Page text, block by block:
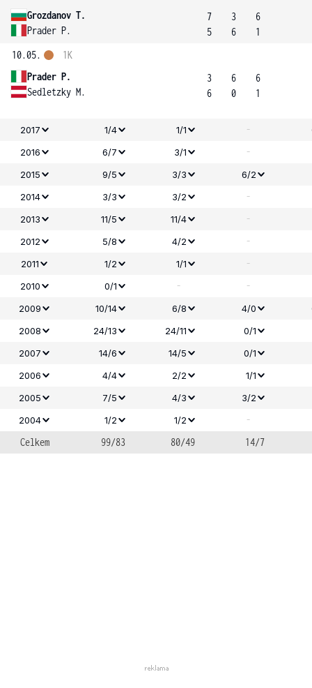
Grozdanov T.
Prader P.
7
5
3
6
6
1
10.05.
Prader P.
Sedletzky M.
1K
3
6
6
0
6
1
2017 1/4 1/1 -
2016
6/7 3/1 -
2015
9/5 3/3
6/2
2014
3/3 3/2 -
2013 11/5 11/4 -
2012 5/8 4/2 -
2011 1/2 1/1 -
2010 0/1 - -
2009 10/14 6/8 4/0
2008
24/13 24/11
0/1
2007
14/6 14/5
0/1
2006
4/4 2/2
1/1
2005
7/5 4/3
3/2
2004
1/2 1/2
-
Celkem
99/83 80/49 14/7